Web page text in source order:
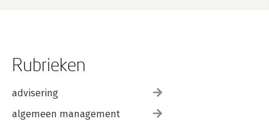
Rubrieken
advisering
algemeen management